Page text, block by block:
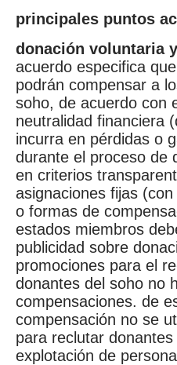
principales puntos
donación voluntaria
acuerdo especifica
podrán compensar a
soho, de acuerdo con
neutralidad financiera
incurra en pérdidas o
durante el proceso de
en criterios
asignaciones fijas
o formas de
estados miembros
publicidad sobre
promociones para el
donantes del soho no
compensaciones. de
compensación no se
para reclutar
explotación de